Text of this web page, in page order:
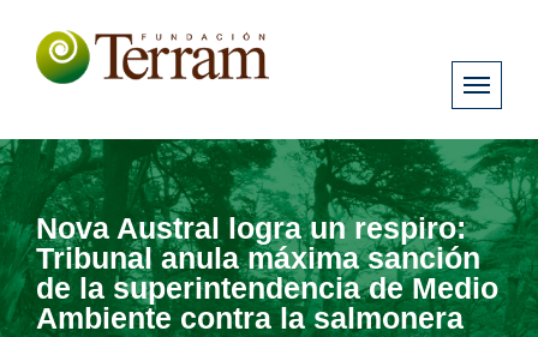
Nova Austral logra un respiro:
Tribunal anula máxima sanción
de la superintendencia de Medio
Ambiente contra la salmonera